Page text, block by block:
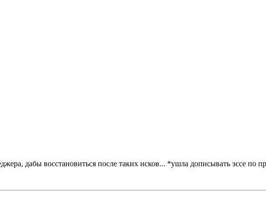
дабы восстановиться после таких исков... *ушла дописывать эссе по